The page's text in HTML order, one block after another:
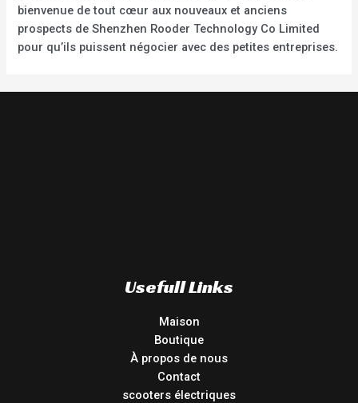
bienvenue de tout cœur aux nouveaux et anciens
prospects de Shenzhen Rooder Technology Co Limited
pour qu’ils puissent négocier avec des petites entreprises.
Usefull Links
Maison
Boutique
À propos de nous
Contact
scooters électriques